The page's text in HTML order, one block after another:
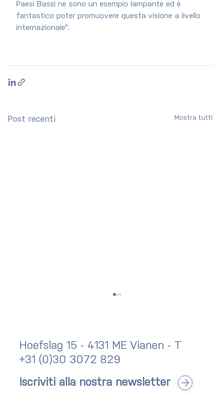
Paesi Bassi ne sono un esempio lampante ed è
fantastico poter promuovere questa visione a livello
internazionale".
Post recenti Mostra tutti
Newsletter: rassegna Q2 2026
Hoefslag 15 - 4131 ME Vianen - T
+31 (0)30 3072 829
Iscriviti alla nostra newsletter